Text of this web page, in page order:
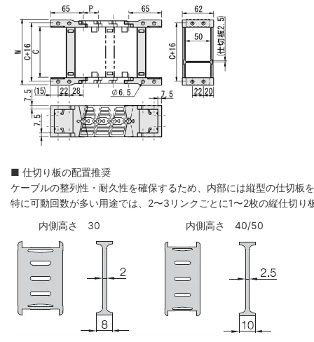
■ 仕切り板の配置推奨
ケーブルの整列性・耐久性を確保するため、内部には縦型の仕切板
特に可動回数が多い用途では、2〜3リンクごとに1〜2枚の縦仕切
内側高さ 30
内側高さ 40/50